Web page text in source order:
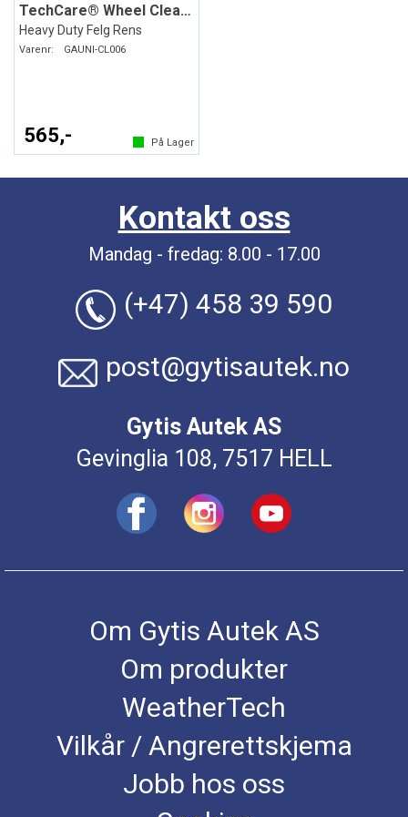
TechCare® Wheel Cleaner
Heavy Duty Felg Rens
Varenr: GAUNI-CL006
565,- På Lager
Kontakt oss
Mandag - fredag: 8.00 - 17.00
(+47) 458 39 590
post@gytisautek.no
Gytis Autek AS
Gevinglia 108, 7517 HELL
Om Gytis Autek AS
Om produkter
WeatherTech
Vilkår / Angrerettskjema
Jobb hos oss